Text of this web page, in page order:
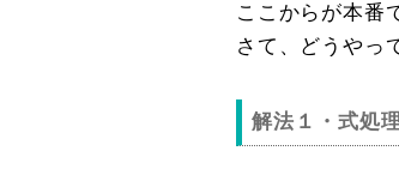
ここからが本番
さて、どうやっ
解法１・式処